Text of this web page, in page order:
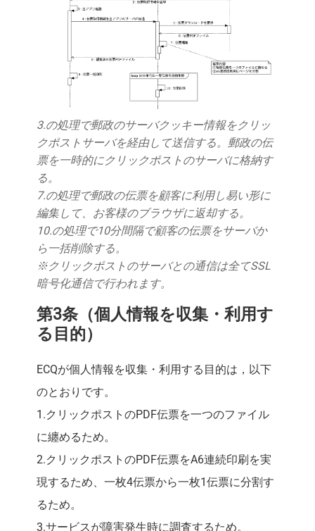
3.の処理で郵政のサーバクッキー情報をクリッ
クポストサーバを経由して送信する。郵政の伝
票を一時的にクリックポストのサーバに格納す
る。
7.の処理で郵政の伝票を顧客に利用し易い形に
編集して、お客様のブラウザに返却する。
10.の処理で10分間隔で顧客の伝票をサーバか
ら一括削除する。
※クリックポストのサーバとの通信は全てSSL
暗号化通信で行われます。
第3条（個人情報を収集・利用す
る目的）
ECQが個人情報を収集・利用する目的は，以下
のとおりです。
1.クリックポストのPDF伝票を一つのファイル
に纏めるため。
2.クリックポストのPDF伝票をA6連続印刷を実
現するため、一枚4伝票から一枚1伝票に分割す
るため。
3.サービスが障害発生時に調査するため。